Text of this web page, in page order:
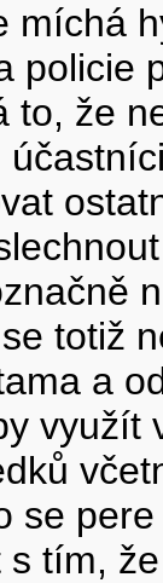
míchá
policie
to, že
totiž
a
využít
se
s tím,